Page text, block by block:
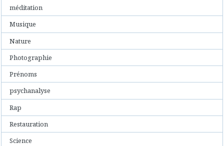
méditation
Musique
Nature
Photographie
Prénoms
psychanalyse
Rap
Restauration
Science